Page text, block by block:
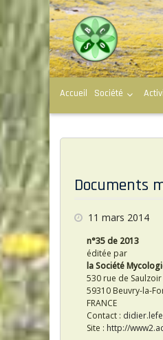
S
k
i
p
t
o
c
t
Accueil Société
o
t
Documents
11 mars 2014
n°35 de 2013
éditée par
la Société
530 rue de Saulzoir
59310 Beuvry-la-
FRANCE
Contact :
Site : http://